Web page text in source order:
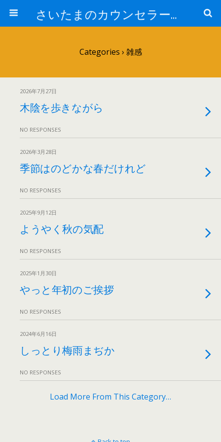
さいたまのカウンセラー日記
Categories › 雑感
2026年7月27日
木陰を歩きながら
NO RESPONSES
2026年3月28日
季節はのどかな春だけれど
NO RESPONSES
2025年9月12日
ようやく秋の気配
NO RESPONSES
2025年1月30日
やっと年初のご挨拶
NO RESPONSES
2024年6月16日
しっとり梅雨まぢか
NO RESPONSES
Load More From This Category…